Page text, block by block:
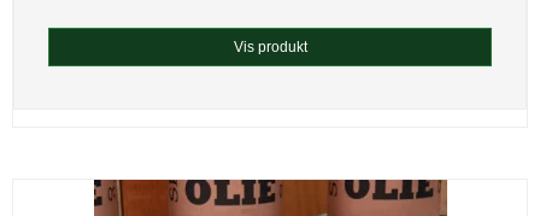
Vis produkt